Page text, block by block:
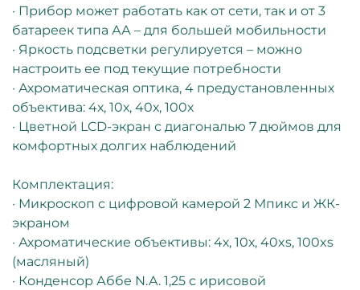
· Прибор может работать как от сети, так и от 3
батареек типа АА – для большей мобильности
· Яркость подсветки регулируется – можно
настроить ее под текущие потребности
· Ахроматическая оптика, 4 предустановленных
объектива: 4х, 10х, 40х, 100х
· Цветной LCD-экран с диагональю 7 дюймов для
комфортных долгих наблюдений
Комплектация:
· Микроскоп с цифровой камерой 2 Мпикс и ЖК-
экраном
· Ахроматические объективы: 4х, 10х, 40xs, 100xs
(масляный)
· Конденсор Аббе N.A. 1,25 с ирисовой